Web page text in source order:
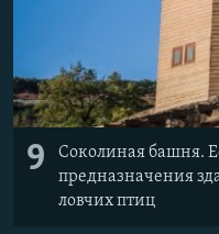
9
Соколиная башня.
предназначения
ловчих птиц